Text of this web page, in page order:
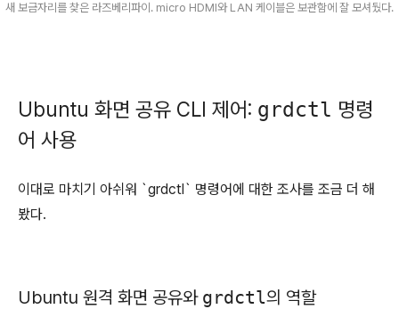
새 보금자리를 찾은 라즈베리파이. micro HDMI와 LAN 케이블은 보관함에 잘 모셔뒀다.
Ubuntu 화면 공유 CLI 제어: grdctl 명령
어 사용
이대로 마치기 아쉬워 `grdctl` 명령어에 대한 조사를 조금 더 해
봤다.
Ubuntu 원격 화면 공유와 grdctl의 역할